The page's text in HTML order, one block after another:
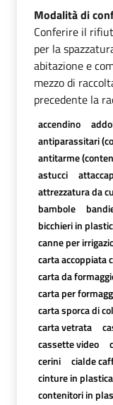
Modalità di
Conferire il
per la
abitazione e
mezzo di
precedente la
accendino
antiparassitari
antitarme
astucci
attrezzatura da
bambole
bicchieri in
canne per
carta accoppiata
carta da
carta per
carta sporca di
carta vetrata
cassette video
cerini
cialde
cinture in
contenitori in